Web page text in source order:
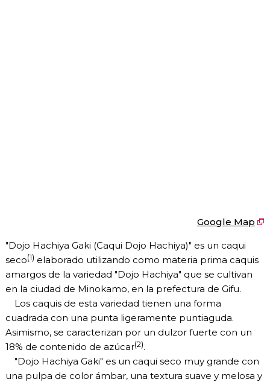
Google Map
"Dojo Hachiya Gaki (Caqui Dojo Hachiya)" es un caqui
seco(1) elaborado utilizando como materia prima caquis
amargos de la variedad "Dojo Hachiya" que se cultivan
en la ciudad de Minokamo, en la prefectura de Gifu.
Los caquis de esta variedad tienen una forma
cuadrada con una punta ligeramente puntiaguda.
Asimismo, se caracterizan por un dulzor fuerte con un
18% de contenido de azúcar(2).
"Dojo Hachiya Gaki" es un caqui seco muy grande con
una pulpa de color ámbar, una textura suave y melosa y